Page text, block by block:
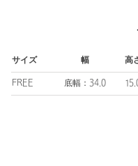
BLACK：26SB06007001
MD.BROWN：
2016年にオーナー兼デザ
サイズ 幅 高
FREE 底幅：34.0